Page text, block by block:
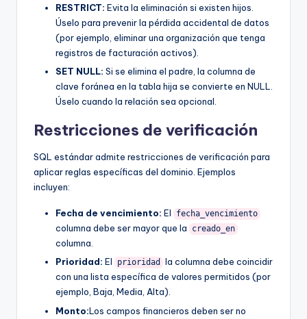
RESTRICT: Evita la eliminación si existen hijos.
Úselo para prevenir la pérdida accidental de datos
(por ejemplo, eliminar una organización que tenga
registros de facturación activos).
SET NULL: Si se elimina el padre, la columna de
clave foránea en la tabla hija se convierte en NULL.
Úselo cuando la relación sea opcional.
Restricciones de verificación
SQL estándar admite restricciones de verificación para
aplicar reglas específicas del dominio. Ejemplos
incluyen:
Fecha de vencimiento: El fecha_vencimiento
columna debe ser mayor que la creado_en
columna.
Prioridad: El prioridad
la columna debe coincidir
con una lista específica de valores permitidos (por
ejemplo, Baja, Media, Alta).
Monto:Los campos financieros deben ser no